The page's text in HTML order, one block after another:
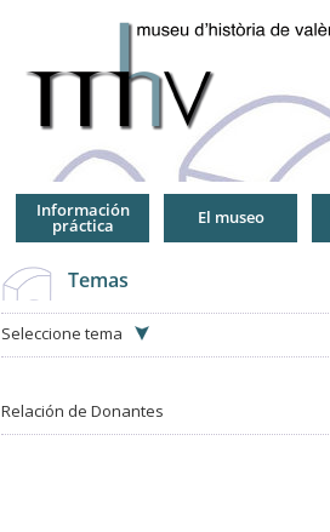
Información
práctica El museo
Temas
Seleccione tema
Relación de Donantes